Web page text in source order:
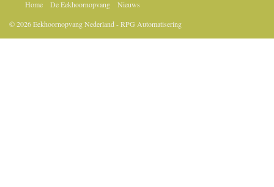
Home De Eekhoornopvang
Nieuws
© 2026 Eekhoornopvang Nederland - RPG Automatisering